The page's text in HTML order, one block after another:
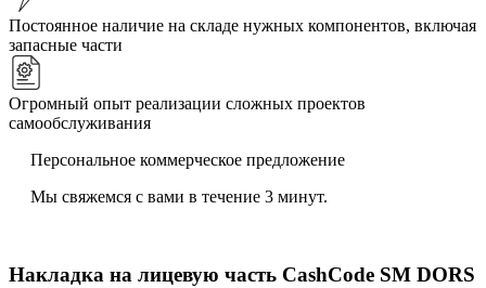
Постоянное наличие на складе нужных компонентов, включая
запасные части
Огромный опыт реализации сложных проектов
самообслуживания
Персональное коммерческое предложение
Мы свяжемся с вами в течение 3 минут.
Накладка на лицевую часть CashCode SM DORS